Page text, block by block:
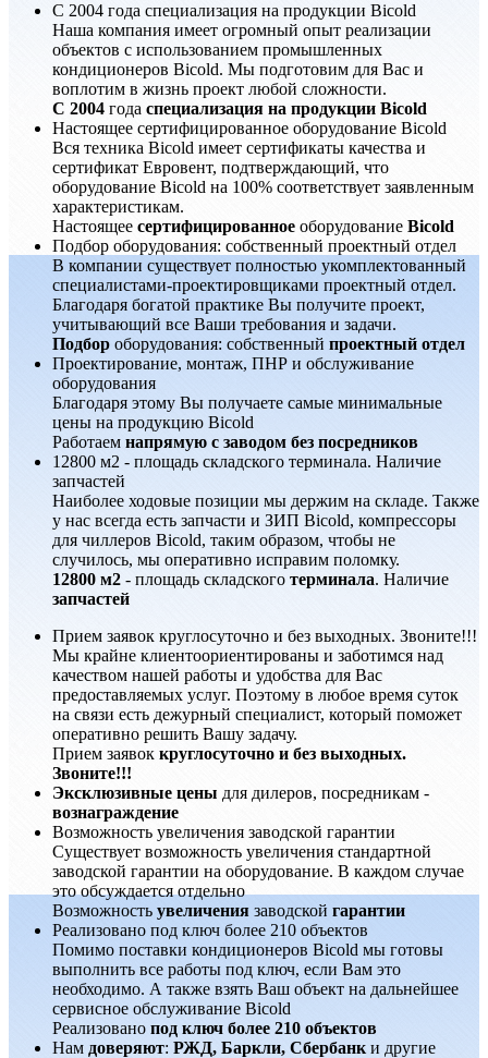
С 2004 года специализация на продукции Bicold
Наша компания имеет огромный опыт реализации
объектов с использованием промышленных
кондиционеров Bicold. Мы подготовим для Вас и
воплотим в жизнь проект любой сложности.
С 2004 года специализация на продукции Bicold
Настоящее сертифицированное оборудование Bicold
Вся техника Bicold имеет сертификаты качества и
сертификат Евровент, подтверждающий, что
оборудование Bicold на 100% соответствует заявленным
характеристикам.
Настоящее сертифицированное оборудование Bicold
Подбор оборудования: собственный проектный отдел
В компании существует полностью укомплектованный
специалистами-проектировщиками проектный отдел.
Благодаря богатой практике Вы получите проект,
учитывающий все Ваши требования и задачи.
Подбор оборудования: собственный проектный отдел
Проектирование, монтаж, ПНР и обслуживание
оборудования
Благодаря этому Вы получаете самые минимальные
цены на продукцию Bicold
Работаем напрямую с заводом без посредников
12800 м2 - площадь складского терминала. Наличие
запчастей
Наиболее ходовые позиции мы держим на складе. Также
у нас всегда есть запчасти и ЗИП Bicold, компрессоры
для чиллеров Bicold, таким образом, чтобы не
случилось, мы оперативно исправим поломку.
12800 м2 - площадь складского терминала. Наличие
запчастей
Прием заявок круглосуточно и без выходных. Звоните!!!
Мы крайне клиентоориентированы и заботимся над
качеством нашей работы и удобства для Вас
предоставляемых услуг. Поэтому в любое время суток
на связи есть дежурный специалист, который поможет
оперативно решить Вашу задачу.
Прием заявок круглосуточно и без выходных.
Звоните!!!
Эксклюзивные цены для дилеров, посредникам -
вознаграждение
Возможность увеличения заводской гарантии
Существует возможность увеличения стандартной
заводской гарантии на оборудование. В каждом случае
это обсуждается отдельно
Возможность увеличения заводской гарантии
Реализовано под ключ более 210 объектов
Помимо поставки кондиционеров Bicold мы готовы
выполнить все работы под ключ, если Вам это
необходимо. А также взять Ваш объект на дальнейшее
сервисное обслуживание Bicold
Реализовано под ключ более 210 объектов
Нам доверяют: РЖД, Баркли, Сбербанк и другие